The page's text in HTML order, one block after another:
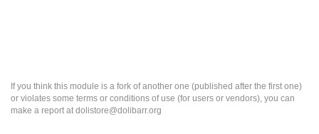
If you think this module is a fork of another one (published after the first one)
or violates some terms or conditions of use (for users or vendors), you can
make a report at dolistore@dolibarr.org